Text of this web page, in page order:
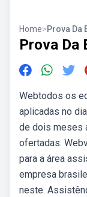
Home>Prova Da
Prova Da
Webtodos os
aplicadas no
de dois meses
ofertadas.
para a área
empresa
neste.